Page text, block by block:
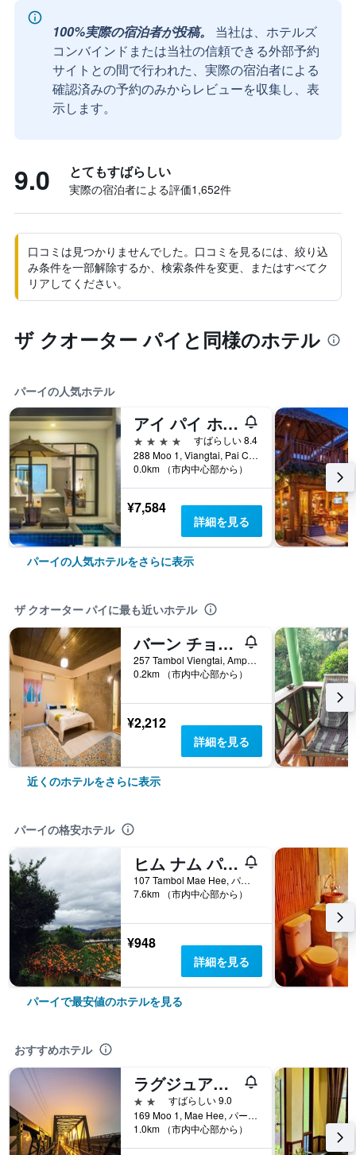
100%実際の宿泊者が投稿。
当社は、ホテルズ
コンバインドまたは当社の信頼できる外部予約
サイトとの間で行われた、実際の宿泊者による
確認済みの予約のみからレビューを収集し、表
示します。
9.0 とてもすばらしい
実際の宿泊者による評価1,652​件
口コミは見つかりませんでした。口コミを見るには、絞り込
み条件を一部解除するか、検索条件を変更、またはすべてク
リアしてください。
ザ クオーター パイと同様のホテル
パーイの人気ホテル
アイ パイ ホテル
4つ星
すばらしい 8.4
288 Moo 1, Viangtai, Pai City Center, パーイ, タイ
0.0km （市内中心部から）
¥7,584
詳細を見る
パーイの人気ホテルをさらに表示
ザ クオーター パイに最も近いホテル
バーン チョクディ パイ リゾート
257 Tambol Viengtai, Amphur Pai, Mae Hong Son, パーイ, タイ
0.2km （市内中心部から）
¥2,212
詳細を見る
近くのホテルをさらに表示
パーイの格安ホテル
ヒム ナム パイ リゾート
107 Tambol Mae Hee, パーイ, タイ
7.6km （市内中心部から）
¥948
詳細を見る
パーイで最安値のホテルを見る
おすすめホテル
ラグジュアリー ファーム ハウス
2つ星
すばらしい 9.0
169 Moo 1, Mae Hee, パーイ, タイ
1.0km （市内中心部から）